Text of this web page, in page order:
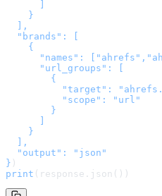
    }
  ],
  "brands": [
    {
"names":
      "url_groups": [
        {
"target":
          "scope": "url"
        }
    }
  ],
  "output": "json"
} )
print (response.json())